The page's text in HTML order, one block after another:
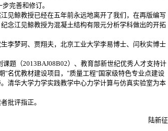
完善和修订。
鲸教授已经在五年前永远地离开了我们，在再版编写
念江见鲸教授为混凝土结构有限元分析学科做出的开拓
梦珂、贾翔夫，北京工业大学李易博士、闫秋实博士
题（2013BAJ08B02）、教育部新世纪优秀人才支持计
"名优教材建设项目，"质量工程"国家级特色专业点建设
清华大学力学实践教学中心力学计算与仿真实验室为本
批评指正。
陆新征